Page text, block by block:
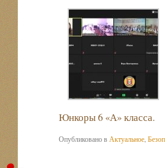
Юнкоры 6 «А» класса.
Опубликовано в Актуальное